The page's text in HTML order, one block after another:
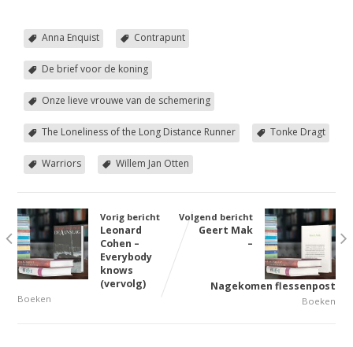
Anna Enquist Contrapunt
De brief voor de koning
Onze lieve vrouwe van de schemering
The Loneliness of the Long Distance Runner Tonke Dragt
Warriors Willem Jan Otten
Vorig bericht
Leonard
Cohen –
Everybody
knows
(vervolg)
Boeken
Volgend bericht
Geert Mak
–
Nagekomen flessenpost
Boeken